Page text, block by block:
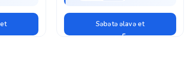
Səbətə əlavə et